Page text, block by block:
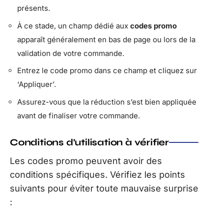
présents.
À ce stade, un champ dédié aux codes promo
apparaît généralement en bas de page ou lors de la
validation de votre commande.
Entrez le code promo dans ce champ et cliquez sur
‘Appliquer’.
Assurez-vous que la réduction s’est bien appliquée
avant de finaliser votre commande.
Conditions d’utilisation à vérifier
Les codes promo peuvent avoir des
conditions spécifiques. Vérifiez les points
suivants pour éviter toute mauvaise surprise
: